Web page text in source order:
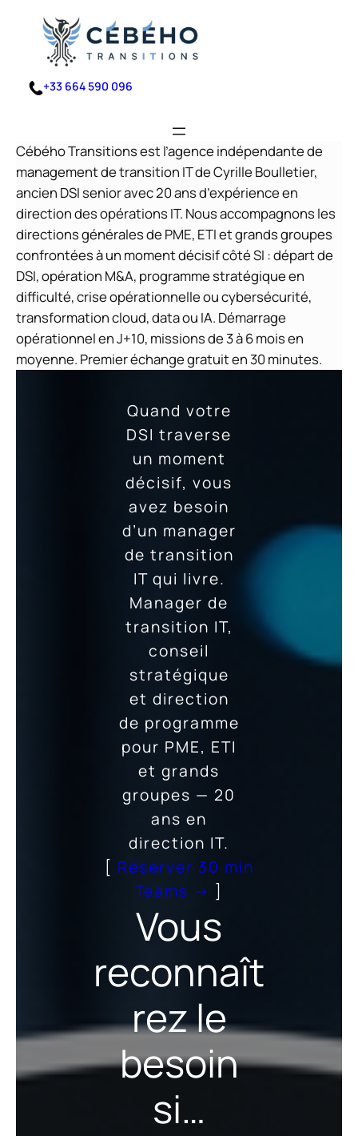
contenu
+33 664 590 096
Cébého Transitions est l’agence indépendante de
management de transition IT de Cyrille Boulletier,
ancien DSI senior avec 20 ans d’expérience en
direction des opérations IT. Nous accompagnons les
directions générales de PME, ETI et grands groupes
confrontées à un moment décisif côté SI : départ de
DSI, opération M&A, programme stratégique en
difficulté, crise opérationnelle ou cybersécurité,
transformation cloud, data ou IA. Démarrage
opérationnel en J+10, missions de 3 à 6 mois en
moyenne. Premier échange gratuit en 30 minutes.
Quand votre
DSI traverse
un moment
décisif, vous
avez besoin
d’un manager
de transition
IT qui livre.
Manager de
transition IT,
conseil
stratégique
et direction
de programme
pour PME, ETI
et grands
groupes — 20
ans en
direction IT.
[ Réserver 30 min
Teams → ]
Vous
reconnaît
rez le
besoin
si…